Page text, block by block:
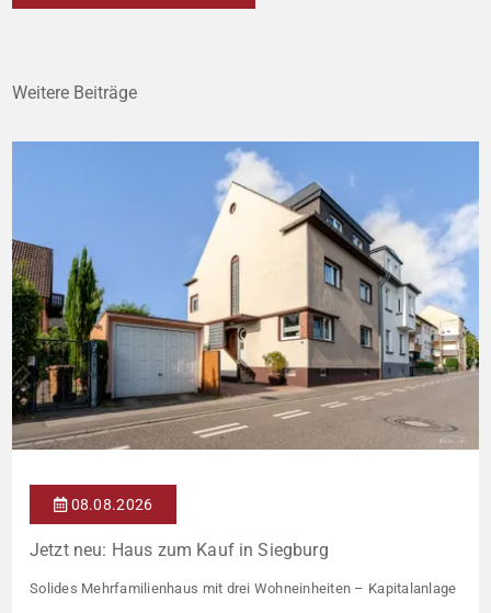
Weitere Beiträge
08.08.2026
Jetzt neu: Haus zum Kauf in Siegburg
Solides Mehrfamilienhaus mit drei Wohneinheiten – Kapitalanlage